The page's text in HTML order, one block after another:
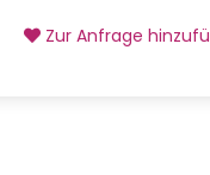
Zur Anfrage